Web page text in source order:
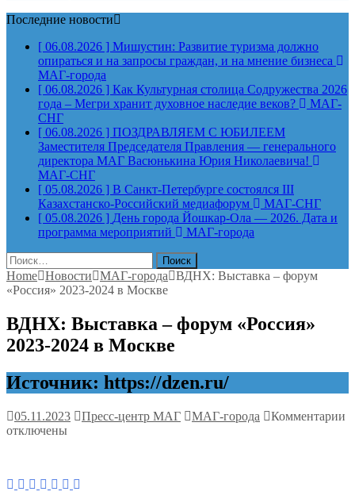
Последние новости
[ 06.08.2026 ] Мишустин: Развитие туризма должно
опираться и на запросы граждан, и на мнение бизнеса
МАГ-города
[ 06.08.2026 ] Как Культурная столица Содружества 2026
года – Мегри хранит духовное наследие веков?
МАГ-
СНГ
[ 06.08.2026 ] ПОЗДРАВЛЯЕМ С ЮБИЛЕЕМ
Заместителя Председателя Правления — генерального
директора МАГ Васюнькина Юрия Николаевича!
МАГ-СНГ
[ 05.08.2026 ] В Санкт-Петербурге состоялся III
Казахстанско-Российский медиафорум
МАГ-СНГ
[ 05.08.2026 ] День города Йошкар-Ола — 2026. Дата и
программа мероприятий
МАГ-города
Найти:
Home Новости МАГ-города
ВДНХ: Выставка – форум
«Россия» 2023-2024 в Москве
ВДНХ: Выставка – форум «Россия»
2023-2024 в Москве
Источник: https://dzen.ru/
05.11.2023 Пресс-центр МАГ МАГ-города Комментарии
отключены